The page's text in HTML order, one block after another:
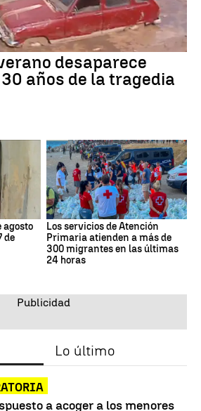
desaparece
años de la tragedia
agosto
de
Los servicios de Atención
Primaria atienden a más de
300 migrantes en las últimas
24 horas
Lo último
a acoger a los menores